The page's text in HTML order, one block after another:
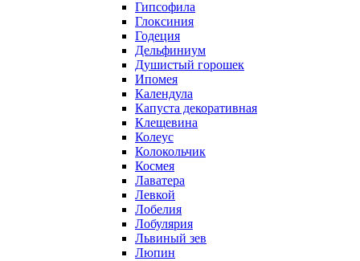
Гипсофила
Глоксиния
Годеция
Дельфиниум
Душистый горошек
Ипомея
Календула
Капуста декоративная
Клещевина
Колеус
Колокольчик
Космея
Лаватера
Левкой
Лобелия
Лобулярия
Львиный зев
Люпин